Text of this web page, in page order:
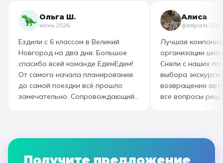
маршрут для себя, настолько
интересно и насыщенно было.
Огромная благодарность
организатору! Вы лучшие: от
выбора супер-маршрута, питания,
гостиницы, тайминга, до
интересного экскурсовода и
приятного водителя. Всё на
высшем уровне 👌
гигантский
изготовили
слоёного теста,
со скоморохом,
загадками. В
горячие
производстве
вкусный и
Ольга Ш.
июнь 2026
Ездили с 6 классом в Великий
Новгород на два дня. Большое
спасибо всей команде ЕдемЕдем!
От самого начала планирования
до самой поездки всё прошло
замечательно. Сопровождающий
чистые, комфортные, отель и
Алиса
февраль
Лучшая
организации
Сняли с наших
выбора
возвращения
все вопросы
которая
наконец-то